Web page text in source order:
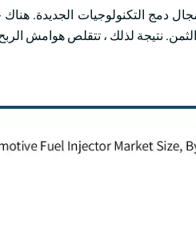
دمج التكنولوجيات الجديدة.
نتيجة لذلك ، تتقلص هوامش